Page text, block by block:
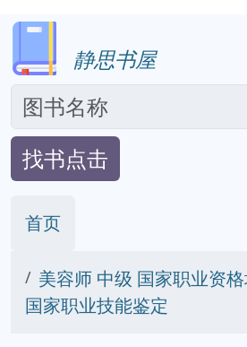
静思书屋
找书点击
首页
美容师 中级 国家职业资
国家职业技能鉴定